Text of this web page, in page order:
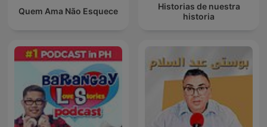
Quem Ama Não Esquece
Historias de nuestra
historia